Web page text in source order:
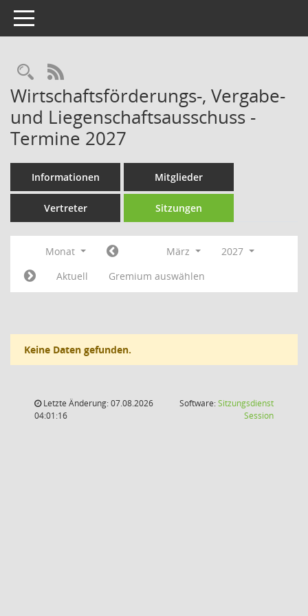
Toggle navigation
Rechercheauswahl
RSS-Feed
Wirtschaftsförderungs-, Vergabe-
und Liegenschaftsausschuss -
Termine 2027
Informationen Mitglieder
Vertreter Sitzungen
Monat März
2027
Aktuell
Gremium auswählen
Keine Daten gefunden.
Letzte Änderung: 07.08.2026
04:01:16
Software:Sitzungsdienst
Session(Wird in